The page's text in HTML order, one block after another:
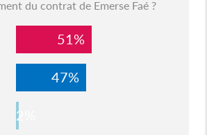
du contrat de Emerse Faé ?
51%
47%
2%